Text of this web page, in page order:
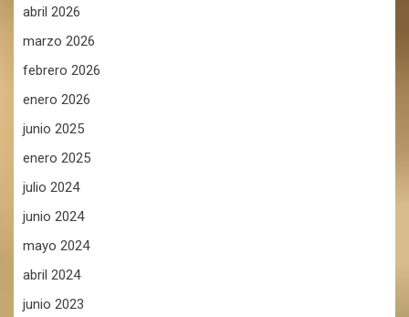
abril 2026
marzo 2026
febrero 2026
enero 2026
junio 2025
enero 2025
julio 2024
junio 2024
mayo 2024
abril 2024
junio 2023